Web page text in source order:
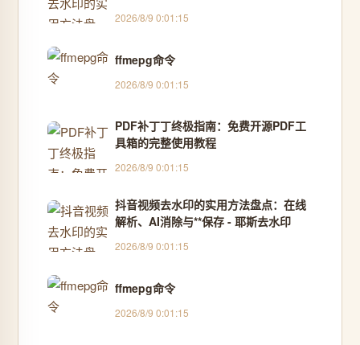
2026/8/9 0:01:15
ffmepg命令
2026/8/9 0:01:15
PDF补丁丁终极指南：免费开源PDF工
具箱的完整使用教程
2026/8/9 0:01:15
抖音视频去水印的实用方法盘点：在线
解析、AI消除与**保存 - 耶斯去水印
2026/8/9 0:01:15
ffmepg命令
2026/8/9 0:01:15